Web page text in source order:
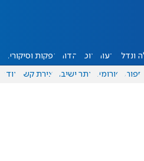
ונדל"ן דעות אוכל יהדות הפקות וסיקורים
ספורט פורומים אתר ישיבה יצירת קשר עוד